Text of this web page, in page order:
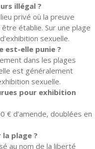
illégal ?
privé où la preuve
établie. Sur une plage
sexuelle.
est-elle punie ?
dans les plages
est généralement
sexuelle.
pour exhibition
€ d’amende, doublées en
plage ?
au nom de la liberté